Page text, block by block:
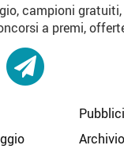
campioni
a premi,
Archivio